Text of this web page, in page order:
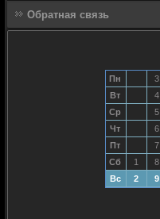
Обратная связь
Пн 3
Вт
4
Ср
5
Чт
6
Пт
7
Сб
1 8
Вс
2 9